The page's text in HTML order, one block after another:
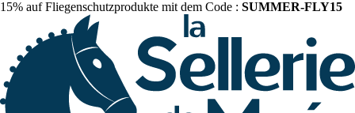
15% auf Fliegenschutzprodukte mit dem Code : SUMMER-FLY15